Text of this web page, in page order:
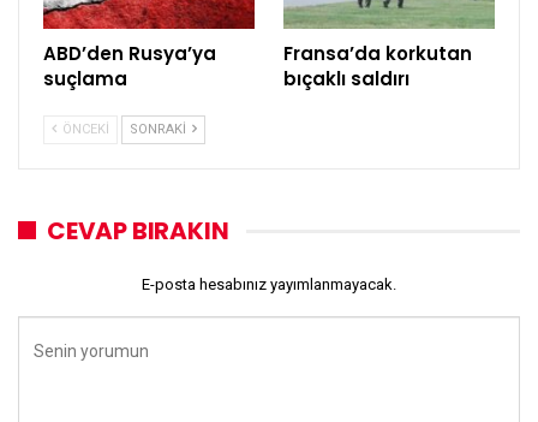
ABD’den Rusya’ya
suçlama
Fransa’da korkutan
bıçaklı saldırı
ÖNCEKI SONRAKI
CEVAP BIRAKIN
E-posta hesabınız yayımlanmayacak.